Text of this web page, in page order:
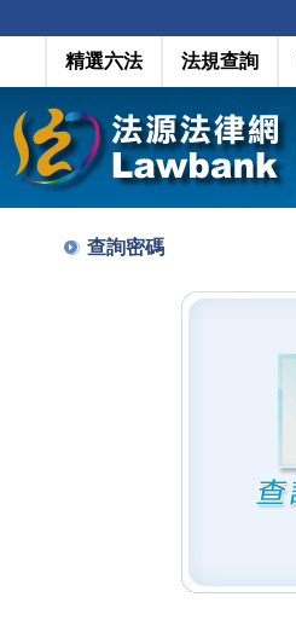
精選六法 法規查詢
查詢密碼